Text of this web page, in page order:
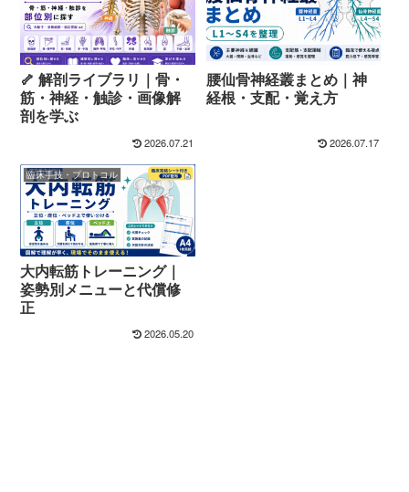
🦴 解剖ライブラリ｜骨・
筋・神経・触診・画像解
剖を学ぶ
2026.07.21
腰仙骨神経叢まとめ｜神
経根・支配・覚え方
2026.07.17
臨床手技・プロトコル
大内転筋トレーニング｜
姿勢別メニューと代償修
正
2026.05.20